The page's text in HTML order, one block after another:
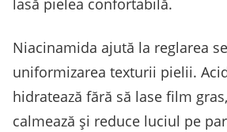
lasă pielea confortabilă.
Niacinamida ajută la reglarea
uniformizarea texturii pielii.
hidratează fără să lase film
calmează și reduce luciul pe